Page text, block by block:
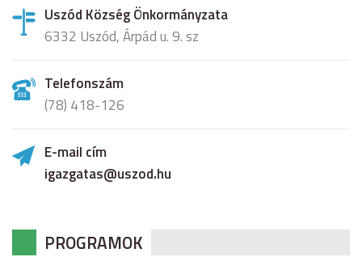
Uszód Község Önkormányzata
6332 Uszód, Árpád u. 9. sz
Telefonszám
(78) 418-126
E-mail cím
igazgatas@uszod.hu
PROGRAMOK